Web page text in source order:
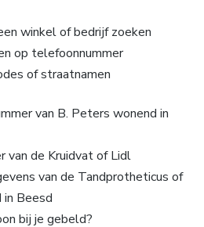
winkel of bedrijf zoeken
op telefoonnummer
of straatnamen
van B. Peters wonend in
van de Kruidvat of Lidl
van de Tandprotheticus of
in Beesd
bij je gebeld?